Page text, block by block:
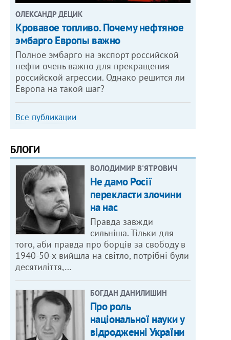
ОЛЕКСАНДР ДЕЦИК
Кровавое топливо. Почему нефтяное
эмбарго Европы важно
Полное эмбарго на экспорт российской
нефти очень важно для прекращения
российской агрессии. Однако решится ли
Европа на такой шаг?
Все публикации
БЛОГИ
ВОЛОДИМИР В'ЯТРОВИЧ
Не дамо Росії
перекласти злочини
на нас
Правда завжди
сильніша. Тільки для
того, аби правда про борців за свободу в
1940-50-х вийшла на світло, потрібні були
десятиліття,…
БОГДАН ДАНИЛИШИН
Про роль
національної науки у
відродженні України